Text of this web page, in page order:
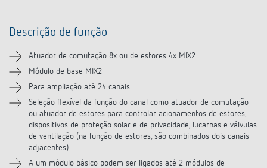
Informação técnica
Transferências
Vídeos
Descrição de função
Atuador de comutação 8x ou de estores 4x MIX2
Módulo de base MIX2
Para ampliação até 24 canais
Seleção flexível da função do canal como atuador de comutação
ou atuador de estores para controlar acionamentos de estores,
dispositivos de proteção solar e de privacidade, lucarnas e válvulas
de ventilação (na função de estores, são combinados dois canais
adjacentes)
A um módulo básico podem ser ligados até 2 módulos de